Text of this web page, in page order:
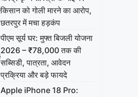
किसान को गोली मारने का आरोप,
छतरपुर में मचा हड़कंप
पीएम सूर्य घर: मुफ्त बिजली योजना
2026 – ₹78,000 तक की
सब्सिडी, पात्रता, आवेदन
प्रक्रिया और बड़े फायदे
Apple iPhone 18 Pro: